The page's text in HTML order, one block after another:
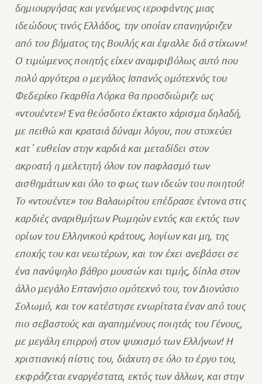
δημιουργήσας και γενόμενος ιεροφάντης μιας
ιδεώδους τινός Ελλάδος, την οποίαν επανηγύριζεν
από του βήματος της Βουλής και έψαλλε διά στίχων»!
Ο τιμώμενος ποιητής είχεν αναμφιβόλως αυτό που
πολύ αργότερα ο μεγάλος Ισπανός ομότεχνός του
Φεδερίκο Γκαρθία Λόρκα θα προσδιώριζε ως
«ντουέντε»! Ένα θεόσδοτο έκτακτο χάρισμα δηλαδή,
με πειθώ και κραταιά δύναμι λόγου, που στοχεύει
κατ᾽ ευθείαν στην καρδιά και μεταδίδει στον
ακροατή η μελετητή όλον τον παφλασμό των
αισθημάτων και όλο το φως των ιδεών του ποιητού!
Το «ντουέντε» του Βαλαωρίτου επέδρασε έντονα στις
καρδιές αναριθμήτων Ρωμηών εντός και εκτός των
ορίων του Ελληνικού κράτους, λογίων και μη, της
εποχής του και νεωτέρων, και τον έχει ανεβάσει σε
ένα πανύψηλο βάθρο μουσών και τιμής, δίπλα στον
άλλο μεγάλο Επτανήσιο ομότεχνό του, τον Διονύσιο
Σολωμό, και τον κατέστησε ενωρίτατα έναν από τους
πιο σεβαστούς και αγαπημένους ποιητάς του Γένους,
με μεγάλη επιρροή στον ψυχισμό των Ελλήνων! Η
χριστιανική πίστις του, διάχυτη σε όλο το έργο του,
εκφράζεται εναργέστατα, εκτός των άλλων, και στην